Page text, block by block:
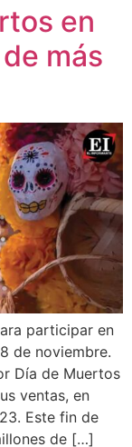
en
más
participar en
de noviembre.
Día de Muertos
ventas, en
Este fin de
de […]